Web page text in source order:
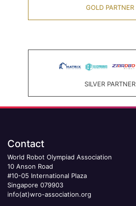
GOLD PARTNER
SILVER PARTNER
Contact
World Robot Olympiad Association
10 Anson Road
#10-05 International Plaza
Singapore 079903
info(at)wro-association.org